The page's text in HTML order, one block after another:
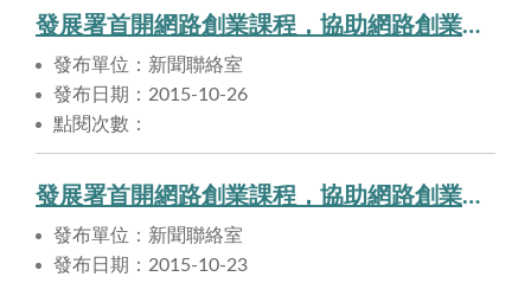
發展署首開網路創業課程，協助網路創業一把罩。
發布單位：新聞聯絡室
發布日期：2015-10-26
點閱次數：
發展署首開網路創業課程，協助網路創業一把罩。
發布單位：新聞聯絡室
發布日期：2015-10-23